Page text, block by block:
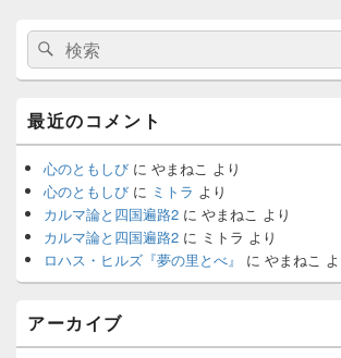
ン
サ
ド
バ
ー
ウ
ジ
ェ
ッ
ト
リ
検
索:
検
索
最近のコメント
心のともしび に やまねこ より
心のともしび に ミトラ より
カルマ論と四国遍路2 に やまねこ より
カルマ論と四国遍路2 に ミトラ より
ロハス・ヒルズ『夢の里とべ』
に やまねこ
アーカイブ